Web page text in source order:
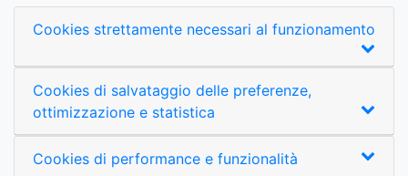
Cookies strettamente necessari al funzionamento
Cookies di salvataggio delle preferenze,
ottimizzazione e statistica
Cookies di performance e funzionalità